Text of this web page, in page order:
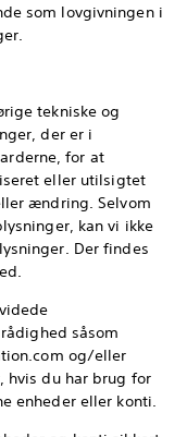
som lovgivningen i
tekniske og
der er i
for at
eller utilsigtet
ændring. Selvom
kan vi ikke
Der findes
såsom
og/eller
hvis du har brug for
enheder eller konti.